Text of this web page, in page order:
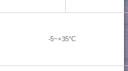
-5~+35°C